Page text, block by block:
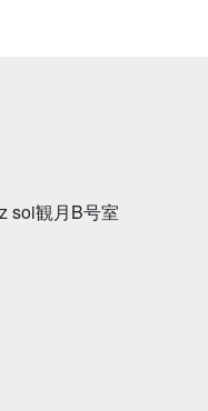
soi観月B号室